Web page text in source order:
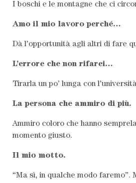
I boschi e le montagne che ci
Amo il mio lavoro perché…
Dà l’opportunità agli altri di fare
L’errore che non rifarei…
Tirarla un po’ lunga con
La persona che ammiro di più.
Ammiro coloro che hanno
momento giusto.
Il mio motto.
“Ma sì, in qualche modo faremo”.